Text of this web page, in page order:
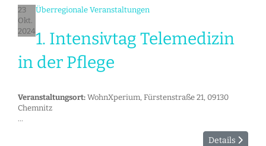
23
Okt.
2024
Überregionale Veranstaltungen
1. Intensivtag Telemedizin
in der Pflege
Veranstaltungsort: WohnXperium, Fürstenstraße 21, 09130
Chemnitz
...
Details